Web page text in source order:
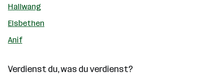
Hallwang
Elsbethen
Anif
Verdienst du, was du verdienst?